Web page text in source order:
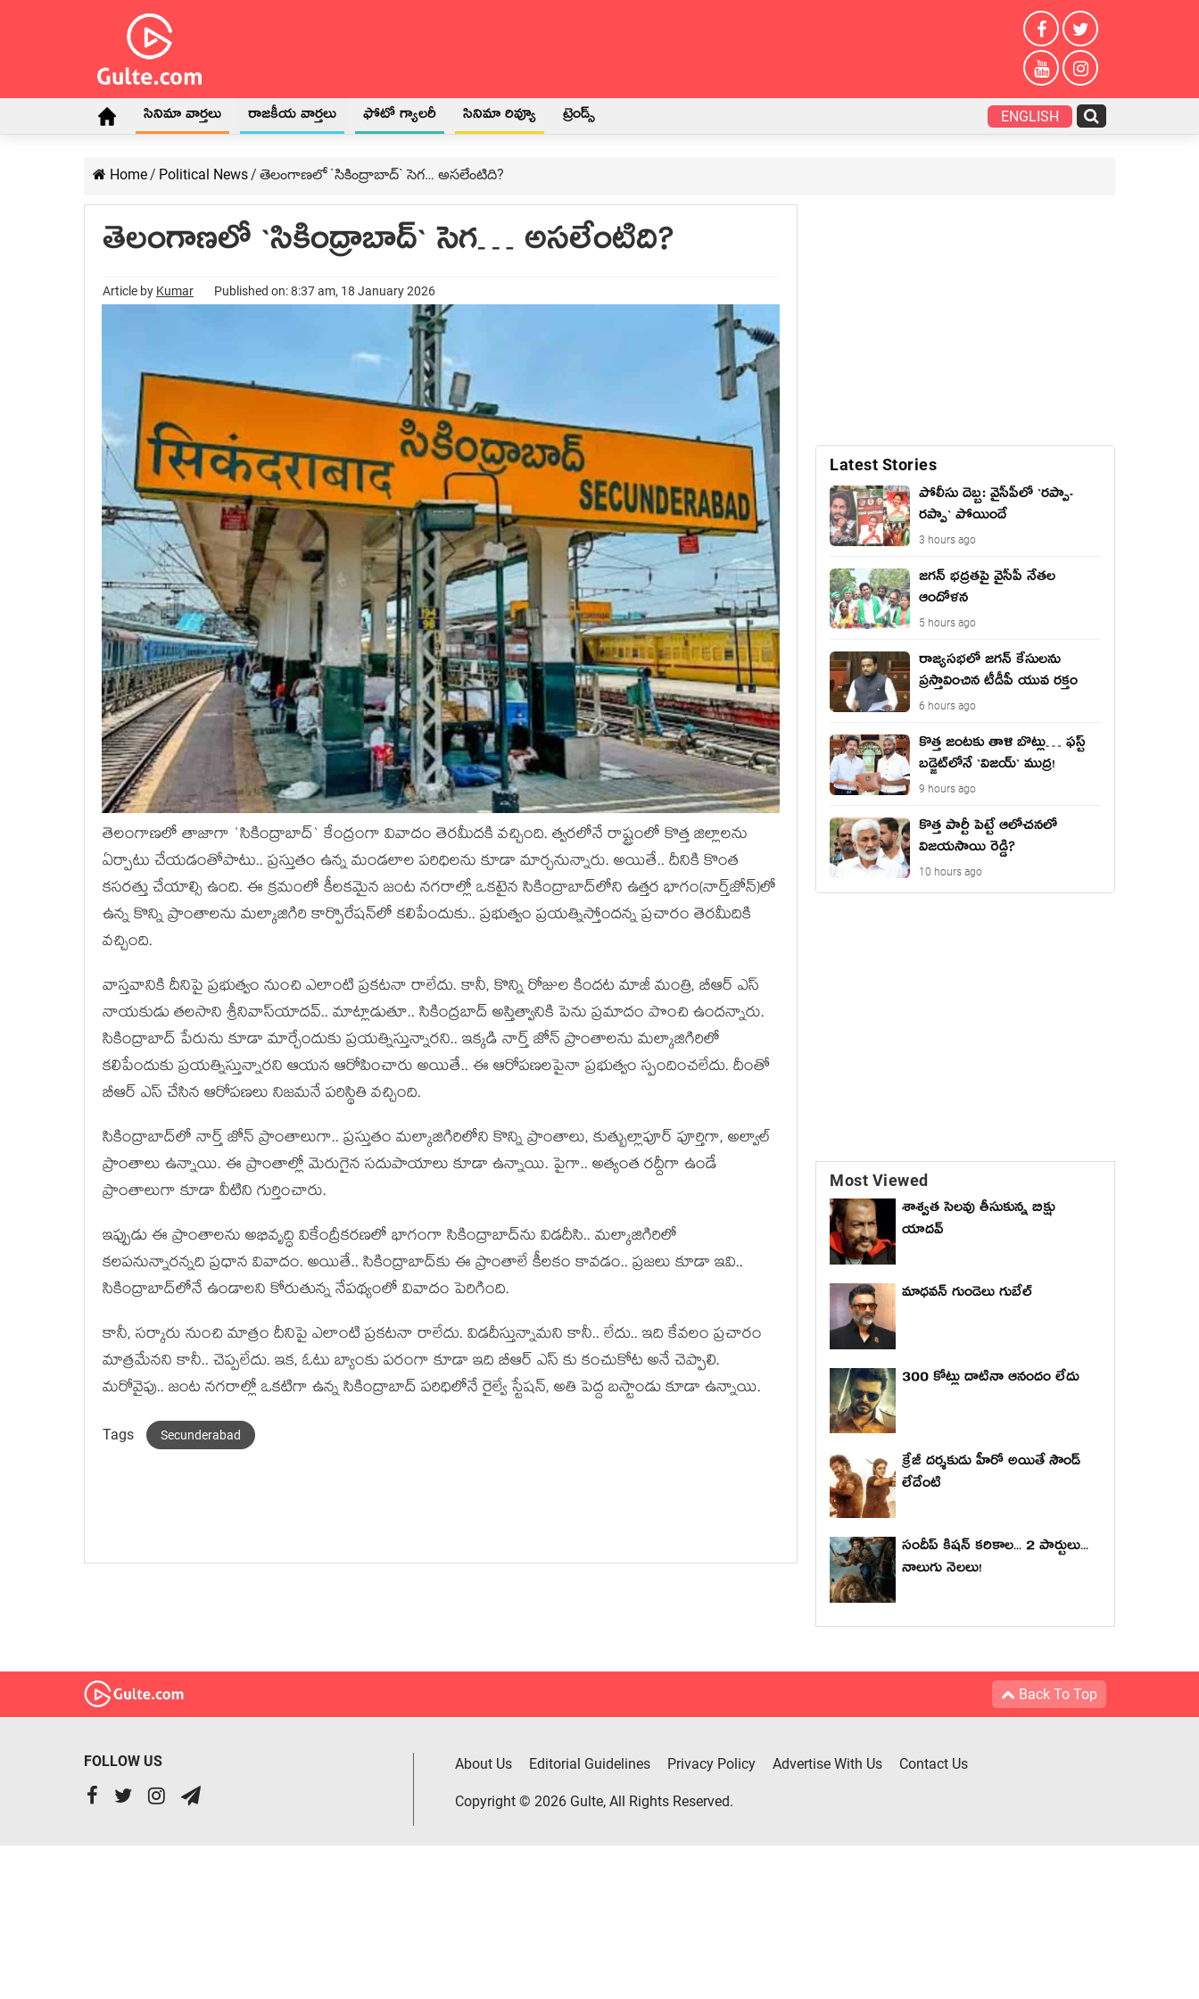
సినిమా వార్తలు రాజకీయ వార్తలు ఫోటో గ్యాలరీ సినిమా రివ్యూ ట్రెండ్స్ ENGLISH
Home/ Political News/ తెలంగాణ‌లో `సికింద్రాబాద్‌` సెగ‌… అస‌లేంటిది?
తెలంగాణ‌లో `సికింద్రాబాద్‌` సెగ‌… అస‌లేంటిది?
Article by Kumar Published on: 8:37 am, 18 January 2026
తెలంగాణ‌లో తాజాగా `సికింద్రాబాద్` కేంద్రంగా వివాదం తెర‌మీద‌కి వచ్చింది. త్వ‌ర‌లోనే రాష్ట్రంలో కొత్త జిల్లాలను
ఏర్పాటు చేయ‌డంతోపాటు.. ప్ర‌స్తుతం ఉన్న మండ‌లాల ప‌రిధిల‌ను కూడా మార్చనున్నారు. అయితే.. దీనికి కొంత
క‌స‌ర‌త్తు చేయాల్సి ఉంది. ఈ క్ర‌మంలో కీల‌క‌మైన జంట న‌గ‌రాల్లో ఒక‌టైన సికింద్రాబాద్‌లోని ఉత్తర భాగం(నార్త్‌జోన్‌)లో
ఉన్న కొన్ని ప్రాంతాల‌ను మ‌ల్కాజిగిరి కార్పొరేష‌న్‌లో క‌లిపేందుకు.. ప్ర‌భుత్వం ప్ర‌య‌త్నిస్తోంద‌న్న ప్ర‌చారం తెర‌మీదికి
వ‌చ్చింది.
వాస్త‌వానికి దీనిపై ప్ర‌భుత్వం నుంచి ఎలాంటి ప్ర‌క‌ట‌నా రాలేదు. కానీ, కొన్ని రోజుల కింద‌ట మాజీ మంత్రి, బీఆర్ ఎస్
నాయ‌కుడు త‌ల‌సాని శ్రీనివాస్‌యాద‌వ్‌.. మాట్లాడుతూ.. సికింద్ర‌బాద్ అస్తిత్వానికి పెను ప్ర‌మాదం పొంచి ఉంద‌న్నారు.
సికింద్రాబాద్ పేరును కూడా మార్చేందుకు ప్ర‌య‌త్నిస్తున్నార‌ని.. ఇక్క‌డి నార్త్ జోన్ ప్రాంతాల‌ను మ‌ల్కాజిగిరిలో
క‌లిపేందుకు ప్ర‌య‌త్నిస్తున్నార‌ని ఆయ‌న ఆరోపించారు అయితే.. ఈ ఆరోప‌ణ‌ల‌పైనా ప్ర‌భుత్వం స్పందించ‌లేదు. దీంతో
బీఆర్ ఎస్ చేసిన ఆరోప‌ణ‌లు నిజ‌మ‌నే ప‌రిస్థితి వ‌చ్చింది.
సికింద్రాబాద్‌లో నార్త్ జోన్ ప్రాంతాలుగా.. ప్ర‌స్తుతం మ‌ల్కాజిగిరిలోని కొన్ని ప్రాంతాలు, కుత్బుల్లాపూర్ పూర్తిగా, అల్వాల్
ప్రాంతాలు ఉన్నాయి. ఈ ప్రాంతాల్లో మెరుగైన స‌దుపాయాలు కూడా ఉన్నాయి. పైగా.. అత్యంత ర‌ద్దీగా ఉండే
ప్రాంతాలుగా కూడా వీటిని గుర్తించారు.
ఇప్పుడు ఈ ప్రాంతాల‌ను అభివృద్ధి వికేంద్రీక‌ర‌ణ‌లో భాగంగా సికింద్రాబాద్‌ను విడ‌దీసి.. మ‌ల్కాజిగిరిలో
క‌ల‌ప‌నున్నార‌న్న‌ది ప్ర‌ధాన వివాదం. అయితే.. సికింద్రాబాద్‌కు ఈ ప్రాంతాలే కీల‌కం కావ‌డం.. ప్ర‌జ‌లు కూడా ఇవి..
సికింద్రాబాద్‌లోనే ఉండాల‌ని కోరుతున్న నేప‌థ్యంలో వివాదం పెరిగింది.
కానీ, స‌ర్కారు నుంచి మాత్రం దీనిపై ఎలాంటి ప్ర‌క‌ట‌నా రాలేదు. విడ‌దీస్తున్నామ‌ని కానీ.. లేదు.. ఇది కేవలం ప్ర‌చారం
మాత్ర‌మేన‌ని కానీ.. చెప్ప‌లేదు. ఇక‌, ఓటు బ్యాంకు ప‌రంగా కూడా ఇది బీఆర్ ఎస్ కు కంచుకోట అనే చెప్పాలి.
మ‌రోవైపు.. జంట న‌గ‌రాల్లో ఒక‌టిగా ఉన్న సికింద్రాబాద్ ప‌రిధిలోనే రైల్వే స్టేష‌న్, అతి పెద్ద బ‌స్టాండు కూడా ఉన్నాయి.
Tags Secunderabad
Latest Stories
పోలీసు దెబ్బ: వైసీపీలో `ర‌ప్పా-
ర‌ప్పా` పోయిందే
3 hours ago
జ‌గ‌న్ భద్రతపై వైసీపీ నేతల
ఆందోళన
5 hours ago
రాజ్యసభలో జగన్ కేసులను
ప్రస్తావించిన టీడీపీ యువ రక్తం
6 hours ago
కొత్త జంట‌కు తాళి బొట్లు… ఫ‌స్ట్
బ‌డ్జెట్‌లోనే `విజ‌య్` ముద్ర‌!
9 hours ago
కొత్త పార్టీ పెట్టే ఆలోచనలో
విజయసాయి రెడ్డి?
10 hours ago
Most Viewed
శాశ్వత సెలవు తీసుకున్న బిక్షు
యాదవ్
మాధ‌వ‌న్ గుండెలు గుబేల్‌
300 కోట్లు దాటినా ఆనందం లేదు
క్రేజీ దర్శకుడు హీరో అయితే సౌండ్
లేదేంటి
సందీప్ కిషన్ కరికాల... 2 పార్టులు...
నాలుగు నెలలు!
Back To Top
FOLLOW US About Us Editorial Guidelines Privacy Policy Advertise With Us Contact Us
Copyright © 2026 Gulte, All Rights Reserved.